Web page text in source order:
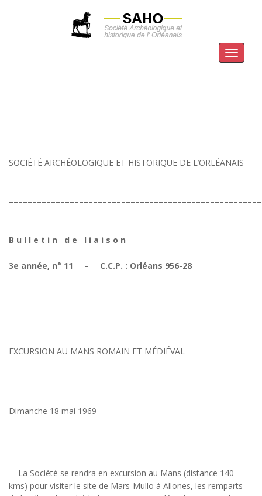
Menu
SOCIÉTÉ ARCHÉOLOGIQUE ET HISTORIQUE DE L’ORLÉANAIS
B u l l e t i n d e l i a i s o n
3e année, n° 11 - C.C.P. : Orléans 956-28
EXCURSION AU MANS ROMAIN ET MÉDIÉVAL
Dimanche 18 mai 1969
La Société se rendra en excursion au Mans (distance 140
kms) pour visiter le site de Mars-Mullo à Allones, les remparts